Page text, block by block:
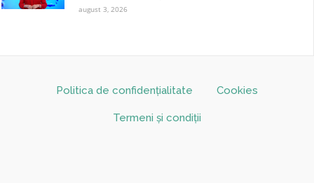
august 3, 2026
Politica de confidențialitate Cookies
Termeni și condiții